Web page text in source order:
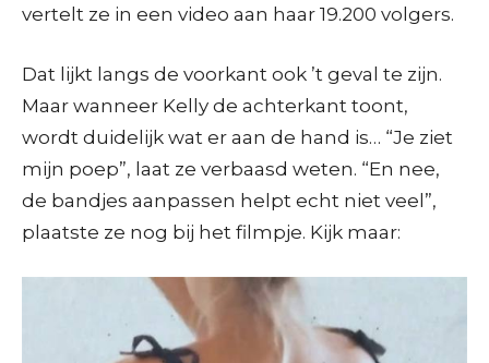
vertelt ze in een video aan haar 19.200 volgers.
Dat lijkt langs de voorkant ook ’t geval te zijn.
Maar wanneer Kelly de achterkant toont,
wordt duidelijk wat er aan de hand is… “Je ziet
mijn poep”, laat ze verbaasd weten. “En nee,
de bandjes aanpassen helpt echt niet veel”,
plaatste ze nog bij het filmpje. Kijk maar: